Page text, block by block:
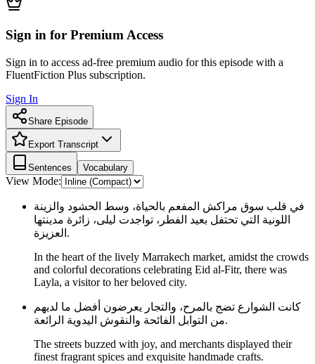
Sign in for Premium Access
Sign in to access ad-free premium audio for this episode with a
FluentFiction Plus subscription.
Sign In
Share Episode
Export Transcript
Sentences Vocabulary
View Mode:
في قلب سوق مراكش المفعم بالحياة، وسط الحشود والزينة
اللونية التي تحتفل بعيد الفطر، تواجدت ليلى، زائرة مدينتها
العزيزة.
In the heart of the lively Marrakech market, amidst the crowds
and colorful decorations celebrating Eid al-Fitr, there was
Layla, a visitor to her beloved city.
كانت الشوارع تضج بالمرح، والتجار يعرضون أفضل ما لديهم
من التوابل الفائحة والنقوش اليدوية الرائعة.
The streets buzzed with joy, and merchants displayed their
finest fragrant spices and exquisite handmade crafts.